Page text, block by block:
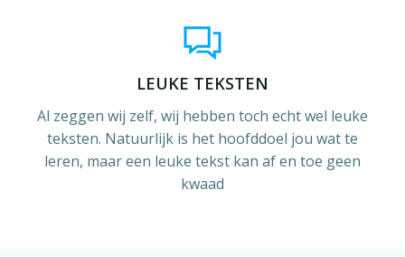
LEUKE TEKSTEN
Al zeggen wij zelf, wij hebben toch echt wel leuke
teksten. Natuurlijk is het hoofddoel jou wat te
leren, maar een leuke tekst kan af en toe geen
kwaad